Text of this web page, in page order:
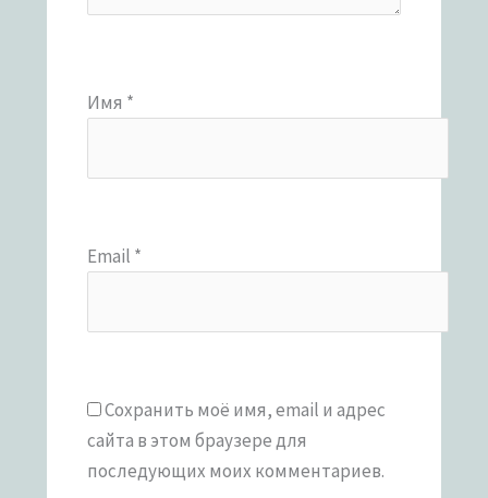
Имя *
Email *
Сохранить моё имя, email и адрес
сайта в этом браузере для
последующих моих комментариев.